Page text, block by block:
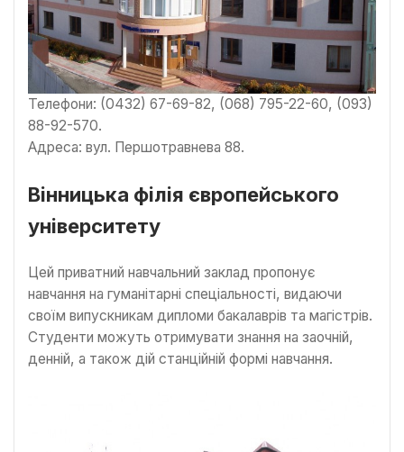
Телефони: (0432) 67-69-82, (068) 795-22-60, (093)
88-92-570.
Адреса: вул. Першотравнева 88.
Вінницька філія європейського
університету
Цей приватний навчальний заклад пропонує
навчання на гуманітарні спеціальності, видаючи
своїм випускникам дипломи бакалаврів та магістрів.
Студенти можуть отримувати знання на заочній,
денній, а також дій станційній формі навчання.